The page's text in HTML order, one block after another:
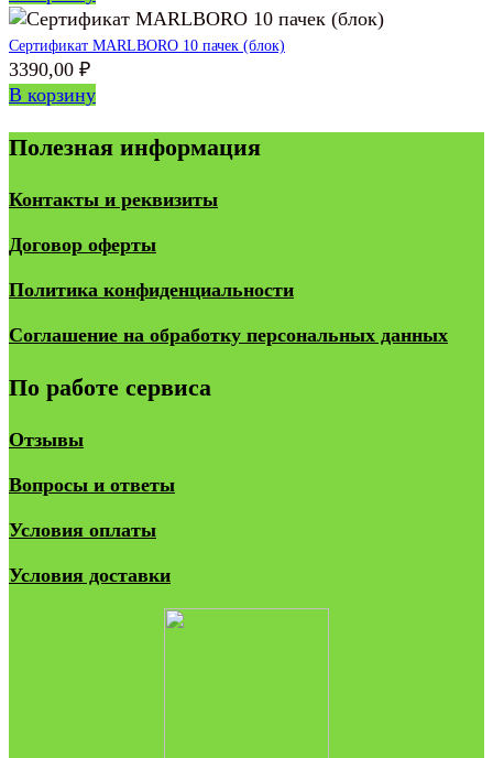
Сертификат MARLBORO 10 пачек (блок)
3390,00 ₽
В корзину
Полезная информация
Контакты и реквизиты
Договор оферты
Политика конфиденциальности
Соглашение на обработку персональных данных
По работе сервиса
Отзывы
Вопросы и ответы
Условия оплаты
Условия доставки